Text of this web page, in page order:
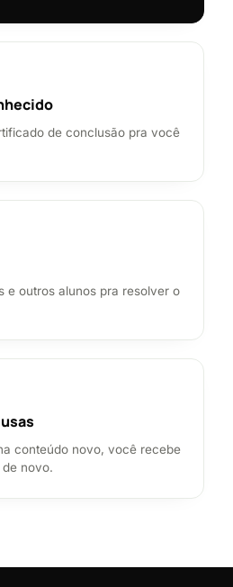
de conclusão pra você
e outros alunos pra resolver o
conteúdo novo, você recebe
novo.